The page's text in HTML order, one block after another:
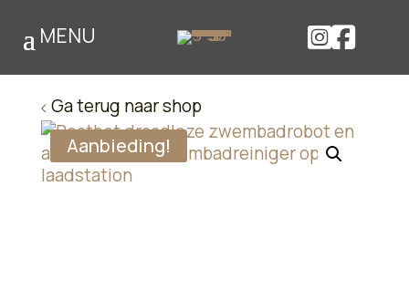

Ga terug naar shop
Aanbieding!